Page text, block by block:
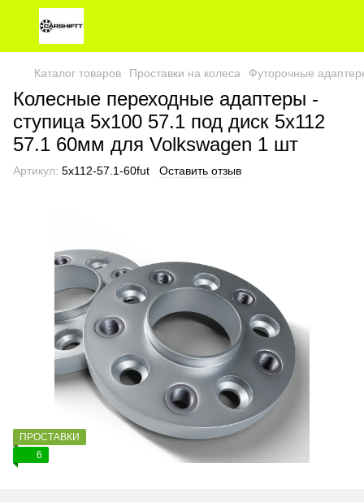
Каталог товаров Проставки на колеса Футорочные
Колесные переходные адаптеры -
ступица 5х100 57.1 под диск 5х112
57.1 60мм для Volkswagen 1 шт
Артикул: 5х112-57.1-60fut Оставить отзыв
ПРОСТАВКИ
6